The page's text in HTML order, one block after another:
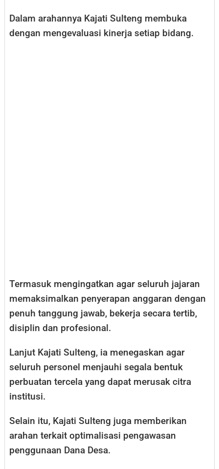
Dalam arahannya Kajati Sulteng membuka
dengan mengevaluasi kinerja setiap bidang.
Termasuk mengingatkan agar seluruh jajaran
memaksimalkan penyerapan anggaran dengan
penuh tanggung jawab, bekerja secara tertib,
disiplin dan profesional.
Lanjut Kajati Sulteng, ia menegaskan agar
seluruh personel menjauhi segala bentuk
perbuatan tercela yang dapat merusak citra
institusi.
Selain itu, Kajati Sulteng juga memberikan
arahan terkait optimalisasi pengawasan
penggunaan Dana Desa.